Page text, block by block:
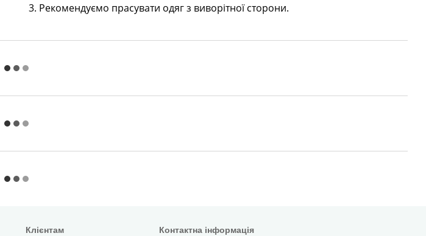
3. Рекомендуємо прасувати одяг з виворітної сторони.
Клієнтам Контактна інформація